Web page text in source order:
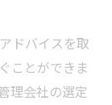
ドバイスを取
ことができま
理会社の選定